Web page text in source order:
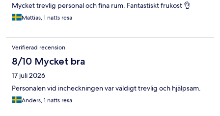
Mycket trevlig personal och fina rum. Fantastiskt frukost 👌
Mattias, 1 natts resa
Verifierad recension
8/10 Mycket bra
17 juli 2026
Personalen vid incheckningen var väldigt trevlig och hjälpsam.
Anders, 1 natts resa